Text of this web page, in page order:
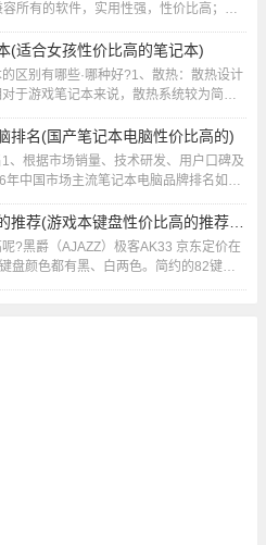
所有的软件，实用性强，性价比高；如
么就选择i...
(适合女孩性价比高的笔记本)
区别有哪些·哪种好?1、散热：散热设计
于游戏笔记本来说，散热系统较为简
力较强，适合长时间...
排名(国产笔记本电脑性价比高的)
、根据市场销量、技术研发、用户口碑及
中国市场主流笔记本电脑品牌排名如
多年稳居榜...
游戏本键盘性价比高的推荐(游戏本键盘性价比高的推荐知乎)
?黑爵（AJAZZ）极客AK33 京东定价在
盘颜色都有黑、白两色。简约的82键结
，而且...